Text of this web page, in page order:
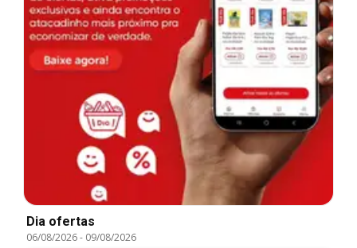
Dia ofertas
06/08/2026- 09/08/2026